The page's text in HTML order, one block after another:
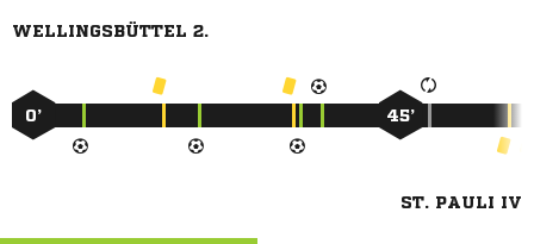
WELLINGSBÜTTEL 2.
0’ 45’
ST. PAULI IV